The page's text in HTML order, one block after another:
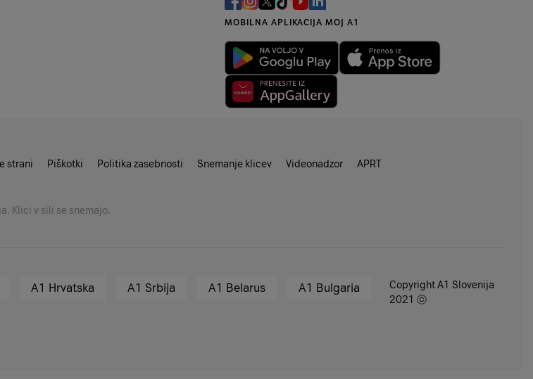
MOBILNA APLIKACIJA MOJ A1
strani Piškotki Politika zasebnosti Snemanje klicev Videonadzor APRT
Klici v sili se snemajo.
A1 Hrvatska A1 Srbija A1 Belarus
A1 Bulgaria
Copyright A1 Slovenija
2021 ⓒ